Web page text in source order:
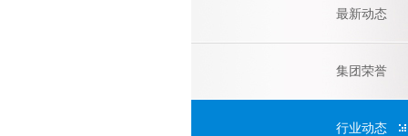
最新动态
集团荣誉
行业动态